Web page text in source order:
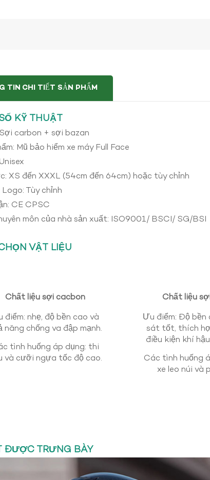
TIN CHI TIẾT SẢN PHẨM
KỸ THUẬT
carbon + sợi bazan
Mũ bảo hiểm xe máy Full Face
XS đến XXXL (54cm đến 64cm) hoặc tùy chỉnh
Logo: Tùy chỉnh
CE CPSC
môn của nhà sản xuất: ISO9001/ BSCI/ SG/BSI
VẬT LIỆU
Chất liệu sợi cacbon
điểm: nhẹ, độ bền cao và
năng chống va đập mạnh.
tình huống áp dụng: thi
và cưỡi ngựa tốc độ cao.
Chất liệu
Ưu điểm: Độ bền
sát tốt, thích
điều kiện khí
Các tình huống
xe leo núi và
ĐƯỢC TRƯNG BÀY